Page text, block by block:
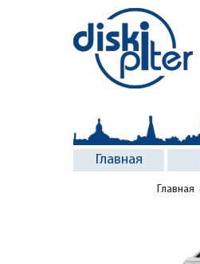
Главная
Главная